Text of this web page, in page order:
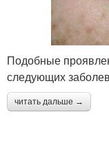
Подобные
следующих
читать дальше →